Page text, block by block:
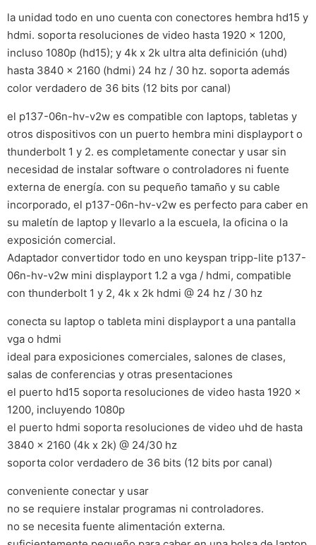
la unidad todo en uno cuenta con conectores hembra hd15 y
hdmi. soporta resoluciones de video hasta 1920 x 1200,
incluso 1080p (hd15); y 4k x 2k ultra alta definición (uhd)
hasta 3840 x 2160 (hdmi) 24 hz / 30 hz. soporta además
color verdadero de 36 bits (12 bits por canal)
el p137-06n-hv-v2w es compatible con laptops, tabletas y
otros dispositivos con un puerto hembra mini displayport o
thunderbolt 1 y 2. es completamente conectar y usar sin
necesidad de instalar software o controladores ni fuente
externa de energía. con su pequeño tamaño y su cable
incorporado, el p137-06n-hv-v2w es perfecto para caber en
su maletín de laptop y llevarlo a la escuela, la oficina o la
exposición comercial.
Adaptador convertidor todo en uno keyspan tripp-lite p137-
06n-hv-v2w mini displayport 1.2 a vga / hdmi, compatible
con thunderbolt 1 y 2, 4k x 2k hdmi @ 24 hz / 30 hz
conecta su laptop o tableta mini displayport a una pantalla
vga o hdmi
ideal para exposiciones comerciales, salones de clases,
salas de conferencias y otras presentaciones
el puerto hd15 soporta resoluciones de video hasta 1920 x
1200, incluyendo 1080p
el puerto hdmi soporta resoluciones de video uhd de hasta
3840 x 2160 (4k x 2k) @ 24/30 hz
soporta color verdadero de 36 bits (12 bits por canal)
conveniente conectar y usar
no se requiere instalar programas ni controladores.
no se necesita fuente alimentación externa.